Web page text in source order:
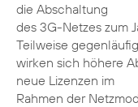
die Abschaltung
des 3G-Netzes zum
Teilweise gegenläufig
wirken sich höhere
neue Lizenzen im
Rahmen der